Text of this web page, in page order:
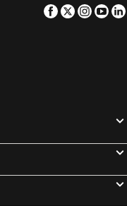
de Veules-les-Roses
Rouen Rive Droite
Facebook
Twitter